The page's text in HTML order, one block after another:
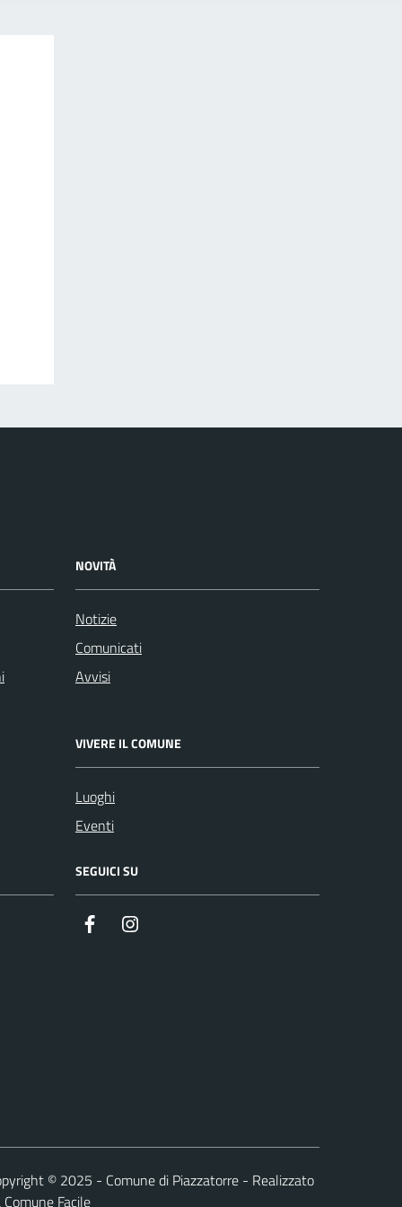
NOVITÀ
Notizie
Comunicati
Avvisi
VIVERE IL COMUNE
Luoghi
Eventi
SEGUICI SU
Facebook
© 2025 - Comune di Piazzatorre - Realizzato
Comune Facile